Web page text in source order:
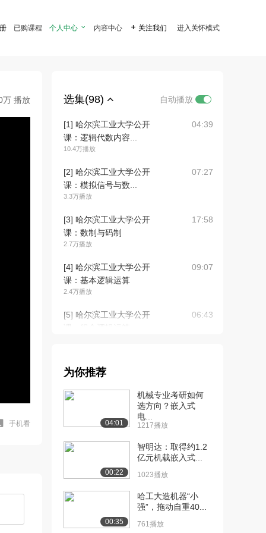
已购课程 个人中心  内容中心  关注我们 进入关怀模式
万 播放
手机看
选集(98) 自动播放
[1] 哈尔滨工业大学公开
课：逻辑代数内容...
10.4万播放
04:39
[2] 哈尔滨工业大学公开
课：模拟信号与数...
3.3万播放
07:27
[3] 哈尔滨工业大学公开
课：数制与码制
2.7万播放
17:58
[4] 哈尔滨工业大学公开
课：基本逻辑运算
2.4万播放
09:07
[5] 哈尔滨工业大学公开
06:43
课：逻辑运算规律
[7] 哈尔滨工业大学公开
课：变量卡诺图
08:30
[8] 哈尔滨工业大学公开
课：函数卡诺图
11:26
[9] 哈尔滨工业大学公开
课：函数卡诺图化...
1.2万播放
14:43
为你推荐
04:01
机械专业考研如何
选方向？嵌入式
电...
1217播放
00:22
智明达：取得约1.2
亿元机载嵌入式...
1023播放
00:35
哈工大造机器“小
强”，拖动自重40...
761播放